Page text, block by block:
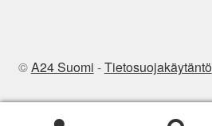
©A24 Suomi -Tietosuojakäytäntö